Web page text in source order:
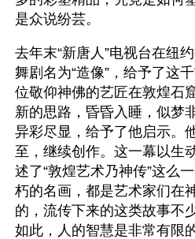
是众说纷芸。
去年末“新唐人”电视台在纽
舞剧名为“造像”，给予了这
位敬仰神佛的艺匠在敦煌石
新的思路，昏昏入睡，似梦
异彩尽显，给予了他启示。
至，继续创作。这一幕以生
述了“敦煌艺术乃神传”这么
朽的名画，都是艺术家们在
的，流传下来的这类故事不
如此，人的智慧是非常有限